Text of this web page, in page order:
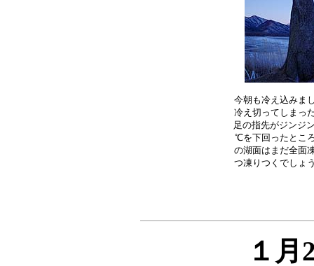
今朝も冷え込みま
冷え切ってしまっ
足の指先がジンジ
℃を下回ったとこ
の湖面はまだ全面
１月